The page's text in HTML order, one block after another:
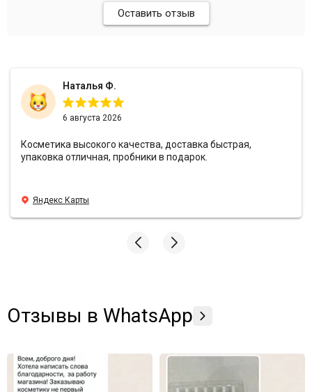
Оставить отзыв
Наталья Ф.
6 августа 2026
Косметика высокого качества, доставка быстрая,
упаковка отличная, пробники в подарок.
Яндекс Карты
Отзывы в WhatsApp